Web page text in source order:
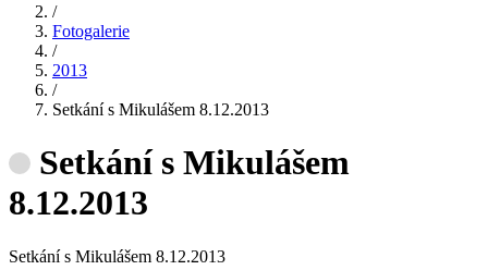
/
Fotogalerie
/
2013
/
Setkání s Mikulášem 8.12.2013
Setkání s Mikulášem
8.12.2013
Setkání s Mikulášem 8.12.2013